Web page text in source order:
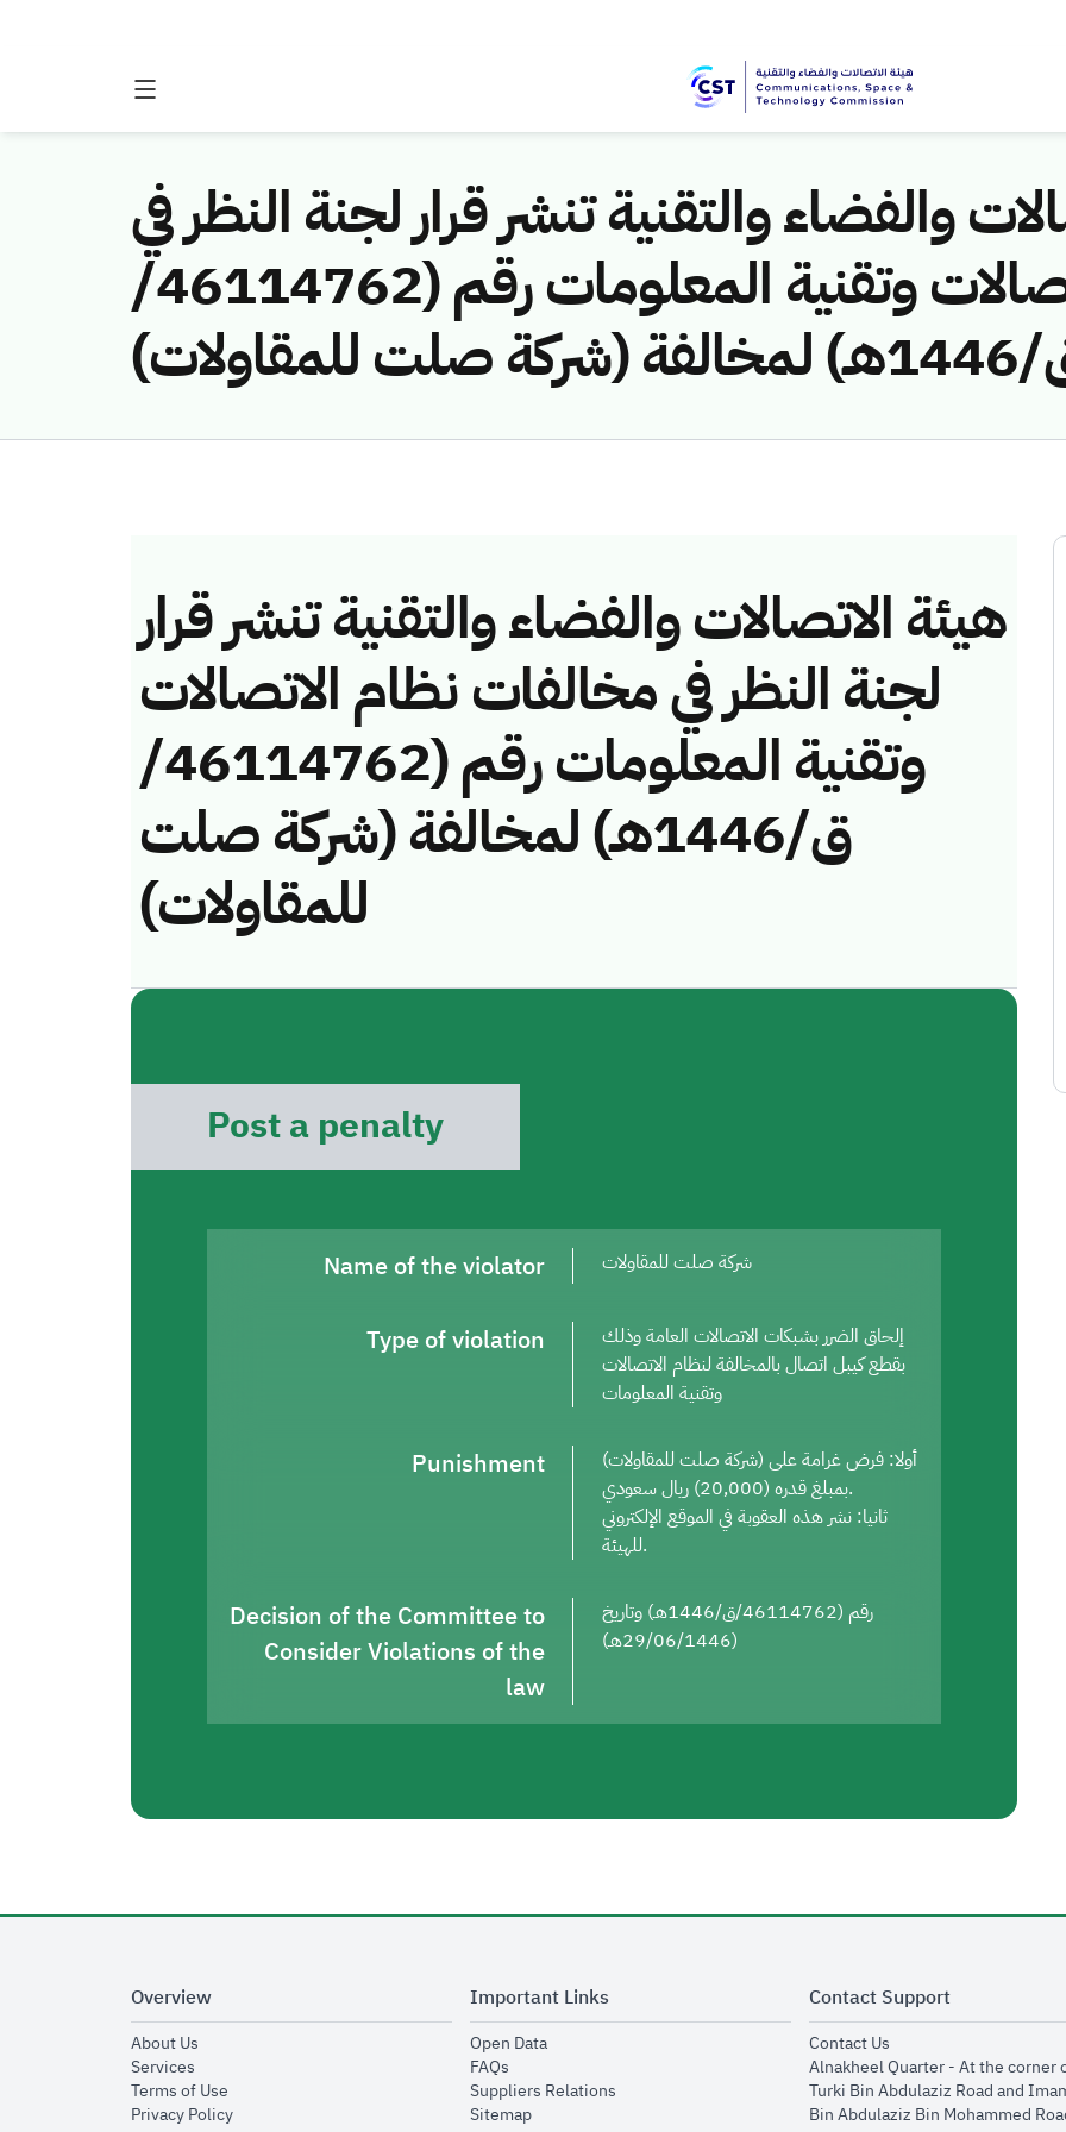
والفضاء والتقنية تنشر قرار لجنة النظر في
مخالفات نظام الاتصالات وتقنية المعلومات رقم (46114762/
صلت للمقاولات)
هيئة الاتصالات والفضاء والتقنية تنشر قرار
لجنة النظر في مخالفات نظام الاتصالات
وتقنية المعلومات رقم (46114762/
ق/1446هـ) لمخالفة (شركة صلت
للمقاولات)
Post a penalty
Name of the violator شركة صلت للمقاولات
Type of violation
إلحاق الضرر بشبكات الاتصالات العامة وذلك
بقطع كيبل اتصال بالمخالفة لنظام الاتصالات
وتقنية المعلومات
Punishment
أولا: فرض غرامة على (شركة صلت للمقاولات)
بمبلغ قدره (20,000) ريال سعودي.
ثانيا: نشر هذه العقوبة في الموقع الإلكتروني
للهيئة.
Decision of the Committee to
Consider Violations of the
law
رقم (46114762/ق/1446هـ) وتاريخ
(29/06/1446هـ)
Overview
About Usopens in new window
Servicesopens in new window
Terms of Useopens in new window
Privacy Policyopens in new window
Important Links
Open Dataopens in new window
FAQsopens in new window
Suppliers Relationsopens in new window
Sitemapopens in new window
Contact Support
Contact Usopens in new window
Alnakheel Quarter - At the corner
Turki Bin Abdulaziz Road and
Bin Abdulaziz Bin Mohammed